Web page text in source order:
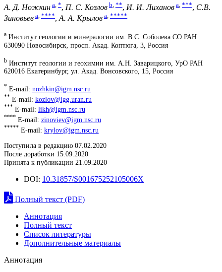
А. Д. Ножкин a *, П. С. Козлов b **, И. И. Лиханов a ***, С.В.
Зиновьев a, ****,А. А. Крылов a, *****
a Институт геологии и минералогии им. В.С. Соболева СО РАН
630090 Новосибирск, просп. Акад. Коптюга, 3, Россия
b Институт геологии и геохимии им. А.Н. Заварицкого, УрО РАН
620016 Екатеринбург, ул. Акад. Вонсовского, 15, Россия
* E-mail: nozhkin@igm.nsc.ru
** E-mail: kozlov@igg.uran.ru
*** E-mail: likh@igm.nsc.ru
**** E-mail: zinoviev@igm.nsc.ru
***** E-mail: krylov@igm.nsc.ru
Поступила в редакцию 07.02.2020
После доработки 15.09.2020
Принята к публикации 21.09.2020
DOI: 10.31857/S001675252105006X
Полный текст (PDF)
Аннотация
Полный текст
Список литературы
Дополнительные материалы
Аннотация